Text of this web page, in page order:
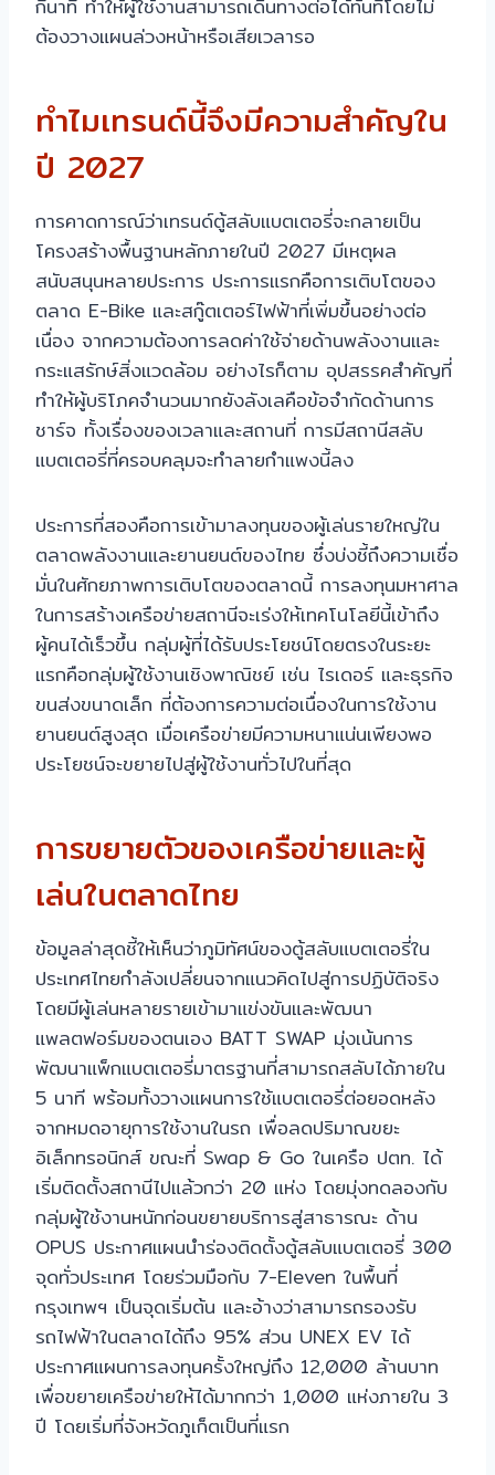
กี่นาที ทำให้ผู้ใช้งานสามารถเดินทางต่อได้ทันทีโดยไม่
ต้องวางแผนล่วงหน้าหรือเสียเวลารอ
ทำไมเทรนด์นี้จึงมีความสำคัญใน
ปี 2027
การคาดการณ์ว่าเทรนด์ตู้สลับแบตเตอรี่จะกลายเป็น
โครงสร้างพื้นฐานหลักภายในปี 2027 มีเหตุผล
สนับสนุนหลายประการ ประการแรกคือการเติบโตของ
ตลาด E-Bike และสกู๊ตเตอร์ไฟฟ้าที่เพิ่มขึ้นอย่างต่อ
เนื่อง จากความต้องการลดค่าใช้จ่ายด้านพลังงานและ
กระแสรักษ์สิ่งแวดล้อม อย่างไรก็ตาม อุปสรรคสำคัญที่
ทำให้ผู้บริโภคจำนวนมากยังลังเลคือข้อจำกัดด้านการ
ชาร์จ ทั้งเรื่องของเวลาและสถานที่ การมีสถานีสลับ
แบตเตอรี่ที่ครอบคลุมจะทำลายกำแพงนี้ลง
ประการที่สองคือการเข้ามาลงทุนของผู้เล่นรายใหญ่ใน
ตลาดพลังงานและยานยนต์ของไทย ซึ่งบ่งชี้ถึงความเชื่อ
มั่นในศักยภาพการเติบโตของตลาดนี้ การลงทุนมหาศาล
ในการสร้างเครือข่ายสถานีจะเร่งให้เทคโนโลยีนี้เข้าถึง
ผู้คนได้เร็วขึ้น กลุ่มผู้ที่ได้รับประโยชน์โดยตรงในระยะ
แรกคือกลุ่มผู้ใช้งานเชิงพาณิชย์ เช่น ไรเดอร์ และธุรกิจ
ขนส่งขนาดเล็ก ที่ต้องการความต่อเนื่องในการใช้งาน
ยานยนต์สูงสุด เมื่อเครือข่ายมีความหนาแน่นเพียงพอ
ประโยชน์จะขยายไปสู่ผู้ใช้งานทั่วไปในที่สุด
การขยายตัวของเครือข่ายและผู้
เล่นในตลาดไทย
ข้อมูลล่าสุดชี้ให้เห็นว่าภูมิทัศน์ของตู้สลับแบตเตอรี่ใน
ประเทศไทยกำลังเปลี่ยนจากแนวคิดไปสู่การปฏิบัติจริง
โดยมีผู้เล่นหลายรายเข้ามาแข่งขันและพัฒนา
แพลตฟอร์มของตนเอง BATT SWAP มุ่งเน้นการ
พัฒนาแพ็กแบตเตอรี่มาตรฐานที่สามารถสลับได้ภายใน
5 นาที พร้อมทั้งวางแผนการใช้แบตเตอรี่ต่อยอดหลัง
จากหมดอายุการใช้งานในรถ เพื่อลดปริมาณขยะ
อิเล็กทรอนิกส์ ขณะที่ Swap & Go ในเครือ ปตท. ได้
เริ่มติดตั้งสถานีไปแล้วกว่า 20 แห่ง โดยมุ่งทดลองกับ
กลุ่มผู้ใช้งานหนักก่อนขยายบริการสู่สาธารณะ ด้าน
OPUS ประกาศแผนนำร่องติดตั้งตู้สลับแบตเตอรี่ 300
จุดทั่วประเทศ โดยร่วมมือกับ 7-Eleven ในพื้นที่
กรุงเทพฯ เป็นจุดเริ่มต้น และอ้างว่าสามารถรองรับ
รถไฟฟ้าในตลาดได้ถึง 95% ส่วน UNEX EV ได้
ประกาศแผนการลงทุนครั้งใหญ่ถึง 12,000 ล้านบาท
เพื่อขยายเครือข่ายให้ได้มากกว่า 1,000 แห่งภายใน 3
ปี โดยเริ่มที่จังหวัดภูเก็ตเป็นที่แรก